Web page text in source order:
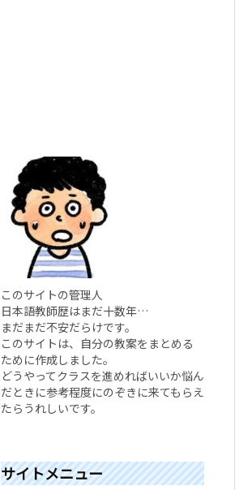
このサイトの管理人
日本語教師歴はまだ十数年…
まだまだ不安だらけです。
このサイトは、自分の教案をまとめる
ために作成しました。
どうやってクラスを進めればいいか悩ん
だときに参考程度にのぞきに来てもらえ
たらうれしいです。
サイトメニュー